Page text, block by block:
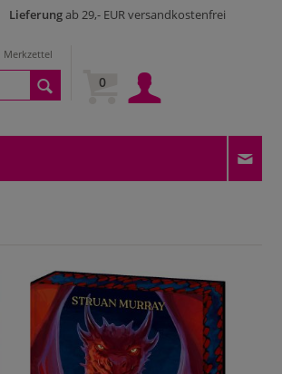
Lieferungab 29,- EUR versandkostenfrei
Merkzettel
0